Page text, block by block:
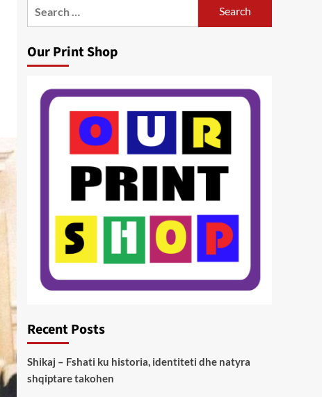
Our Print Shop
Recent Posts
Shikaj – Fshati ku historia, identiteti dhe natyra
shqiptare takohen